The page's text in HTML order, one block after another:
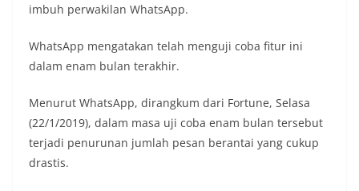
imbuh perwakilan WhatsApp.
WhatsApp mengatakan telah menguji coba fitur ini
dalam enam bulan terakhir.
Menurut WhatsApp, dirangkum dari Fortune, Selasa
(22/1/2019), dalam masa uji coba enam bulan tersebut
terjadi penurunan jumlah pesan berantai yang cukup
drastis.